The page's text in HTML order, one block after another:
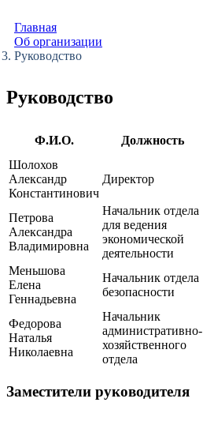
Главная
Об организации
Руководство
Руководство
Ф.И.О. Должность
Шолохов
Александр
Константинович
Директор
Петрова
Александра
Владимировна
Начальник отдела
для ведения
экономической
деятельности
Меньшова
Елена
Геннадьевна
Начальник отдела
безопасности
Федорова
Наталья
Николаевна
Начальник
административно-
хозяйственного
отдела
Заместители руководителя